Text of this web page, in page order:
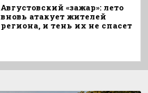
Августовский «зажар»: лето
вновь атакует жителей
региона, и тень их не спасет